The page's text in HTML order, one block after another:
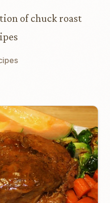
of chuck roast